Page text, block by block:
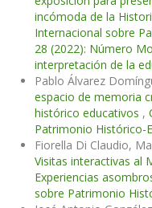
incómoda de la
Internacional sobre
28 (2022): Número
interpretación de la
Pablo Álvarez
espacio de memoria
histórico educativos ,
Patrimonio Histórico-
Fiorella Di Claudio,
Visitas interactivas al
Experiencias
sobre Patrimonio